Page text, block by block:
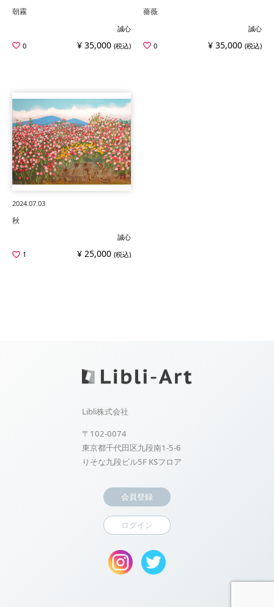
朝霧
誠心
0
¥ 35,000 (税込)
薔薇
誠心
0
¥ 35,000 (税込)
2024.07.03
秋
誠心
1
¥ 25,000 (税込)
Libli株式会社
〒102-0074
東京都千代田区九段南1-5-6
りそな九段ビル5F KSフロア
会員登録
ログイン